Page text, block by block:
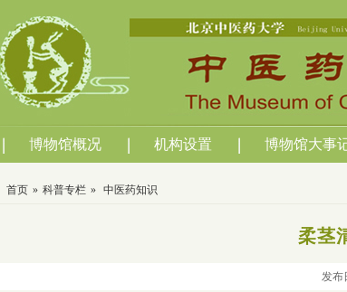
博物馆概况 机构设置 博物馆大事
首页 » 科普专栏 » 中医药知识
柔茎
发布